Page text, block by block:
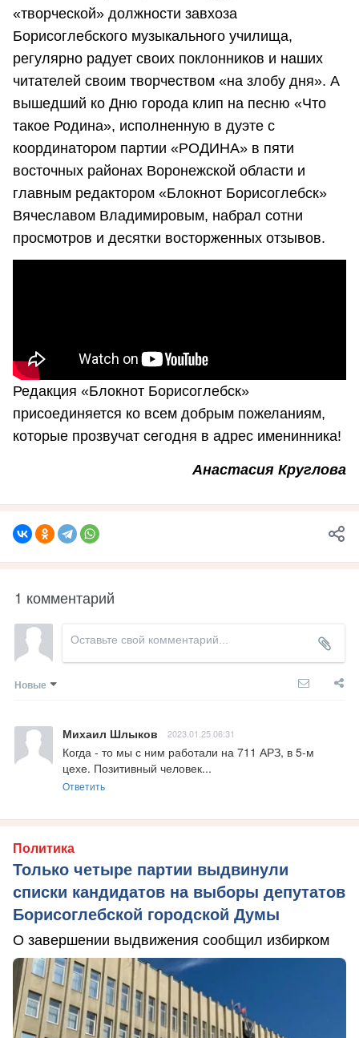
«творческой» должности завхоза
Борисоглебского музыкального училища,
регулярно радует своих поклонников и наших
читателей своим творчеством «на злобу дня». А
вышедший ко Дню города клип на песню «Что
такое Родина», исполненную в дуэте с
координатором партии «РОДИНА» в пяти
восточных районах Воронежской области и
главным редактором «Блокнот Борисоглебск»
Вячеславом Владимировым, набрал сотни
просмотров и десятки восторженных отзывов.
Редакция «Блокнот Борисоглебск»
присоединяется ко всем добрым пожеланиям,
которые прозвучат сегодня в адрес именинника!
Анастасия Круглова
1 комментарий
Новые
Михаил Шлыков 2023.01.25 06:31
Когда - то мы с ним работали на 711 АРЗ, в 5-м
цехе. Позитивный человек...
Ответить
Политика
Только четыре партии выдвинули
списки кандидатов на выборы депутатов
Борисоглебской городской Думы
О завершении выдвижения сообщил избирком